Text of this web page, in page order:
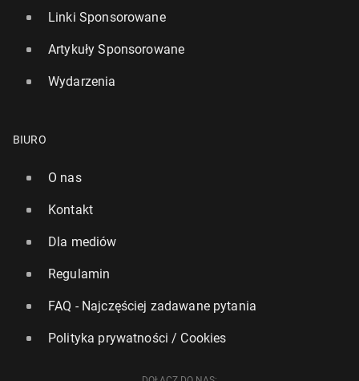
Linki Sponsorowane
Artykuły Sponsorowane
Wydarzenia
BIURO
O nas
Kontakt
Dla mediów
Regulamin
FAQ - Najczęściej zadawane pytania
Polityka prywatności / Cookies